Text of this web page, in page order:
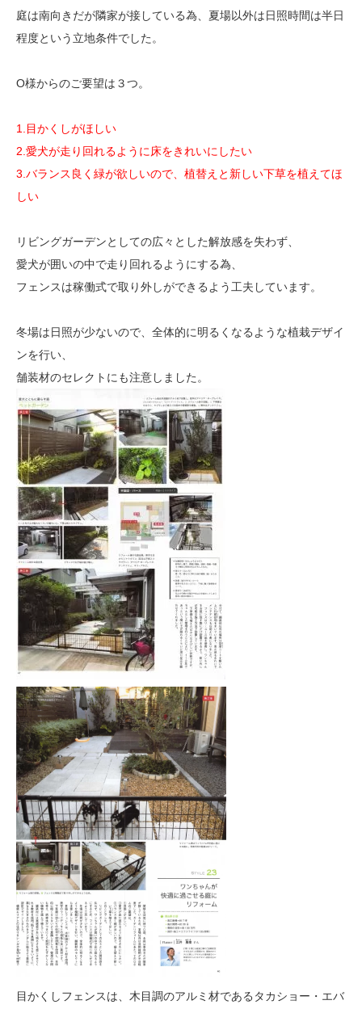
庭は南向きだが隣家が接している為、夏場以外は日照時間は半日
程度という立地条件でした。
O様からのご要望は３つ。
1.目かくしがほしい
2.愛犬が走り回れるように床をきれいにしたい
3.バランス良く緑が欲しいので、植替えと新しい下草を植えてほ
しい
リビングガーデンとしての広々とした解放感を失わず、
愛犬が囲いの中で走り回れるようにする為、
フェンスは稼働式で取り外しができるよう工夫しています。
冬場は日照が少ないので、全体的に明るくなるような植栽デザイ
ンを行い、
舗装材のセレクトにも注意しました。
目かくしフェンスは、木目調のアルミ材であるタカショー・エバ